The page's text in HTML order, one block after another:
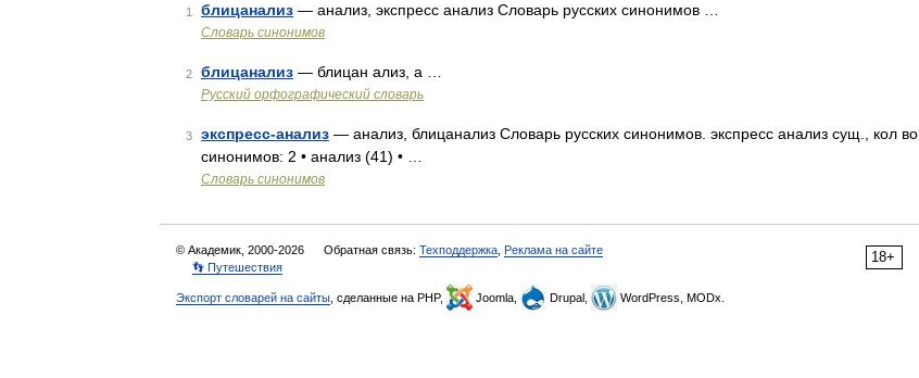
1 блицанализ — анализ, экспресс анализ Словарь русских синонимов …
Словарь синонимов
2 блицанализ — блицан ализ, а …
Русский орфографический словарь
3 экспресс-анализ — анализ, блицанализ Словарь русских синонимов. экспресс анализ сущ., кол во
синонимов: 2 • анализ (41) • …
Словарь синонимов
18+
© Академик, 2000-2026 Обратная связь: Техподдержка Реклама на сайте
👣 Путешествия
Экспорт словарей на сайты , сделанные на PHP, Joomla, Drupal, WordPress, MODx.